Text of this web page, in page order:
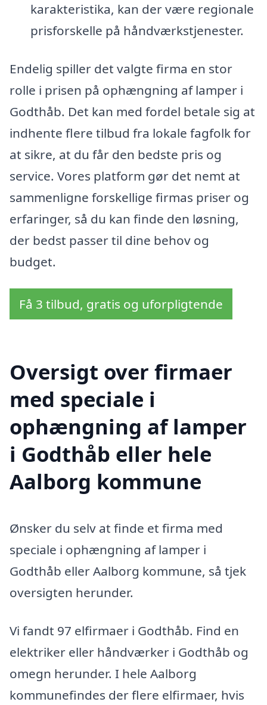
karakteristika, kan der være regionale
prisforskelle på håndværkstjenester.
Endelig spiller det valgte firma en stor
rolle i prisen på ophængning af lamper i
Godthåb. Det kan med fordel betale sig at
indhente flere tilbud fra lokale fagfolk for
at sikre, at du får den bedste pris og
service. Vores platform gør det nemt at
sammenligne forskellige firmas priser og
erfaringer, så du kan finde den løsning,
der bedst passer til dine behov og
budget.
Få 3 tilbud, gratis og uforpligtende
Oversigt over firmaer
med speciale i
ophængning af lamper
i Godthåb eller hele
Aalborg kommune
Ønsker du selv at finde et firma med
speciale i ophængning af lamper i
Godthåb eller Aalborg kommune, så tjek
oversigten herunder.
Vi fandt 97 elfirmaer i Godthåb. Find en
elektriker eller håndværker i Godthåb og
omegn herunder. I hele Aalborg
kommunefindes der flere elfirmaer, hvis